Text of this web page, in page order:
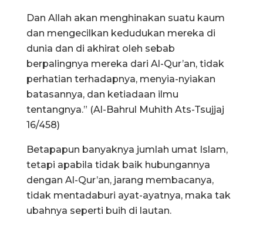
Dan Allah akan menghinakan suatu kaum
dan mengecilkan kedudukan mereka di
dunia dan di akhirat oleh sebab
berpalingnya mereka dari Al-Qur’an, tidak
perhatian terhadapnya, menyia-nyiakan
batasannya, dan ketiadaan ilmu
tentangnya.” (Al-Bahrul Muhith Ats-Tsujjaj
16/458)
Betapapun banyaknya jumlah umat Islam,
tetapi apabila tidak baik hubungannya
dengan Al-Qur’an, jarang membacanya,
tidak mentadaburi ayat-ayatnya, maka tak
ubahnya seperti buih di lautan.